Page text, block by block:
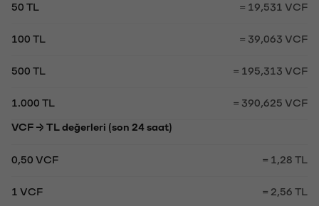
50 TL = 19,531 VCF
100 TL = 39,063 VCF
500 TL = 195,313 VCF
1.000 TL = 390,625 VCF
VCF → TL değerleri (son 24 saat)
0,50 VCF = 1,28 TL
1 VCF = 2,56 TL